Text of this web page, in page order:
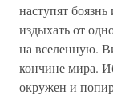
наступят
издыхать от
на вселенную.
кончине мира.
окружен и